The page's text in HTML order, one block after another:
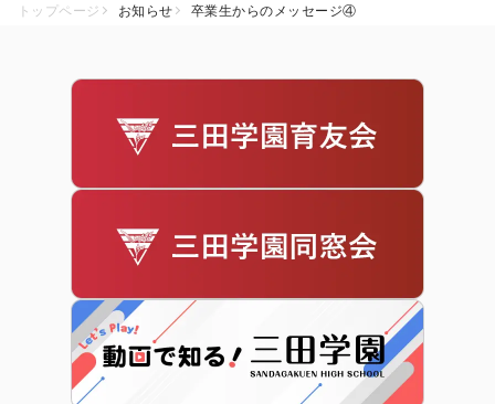
トップページ お知らせ 卒業生からのメッセージ④